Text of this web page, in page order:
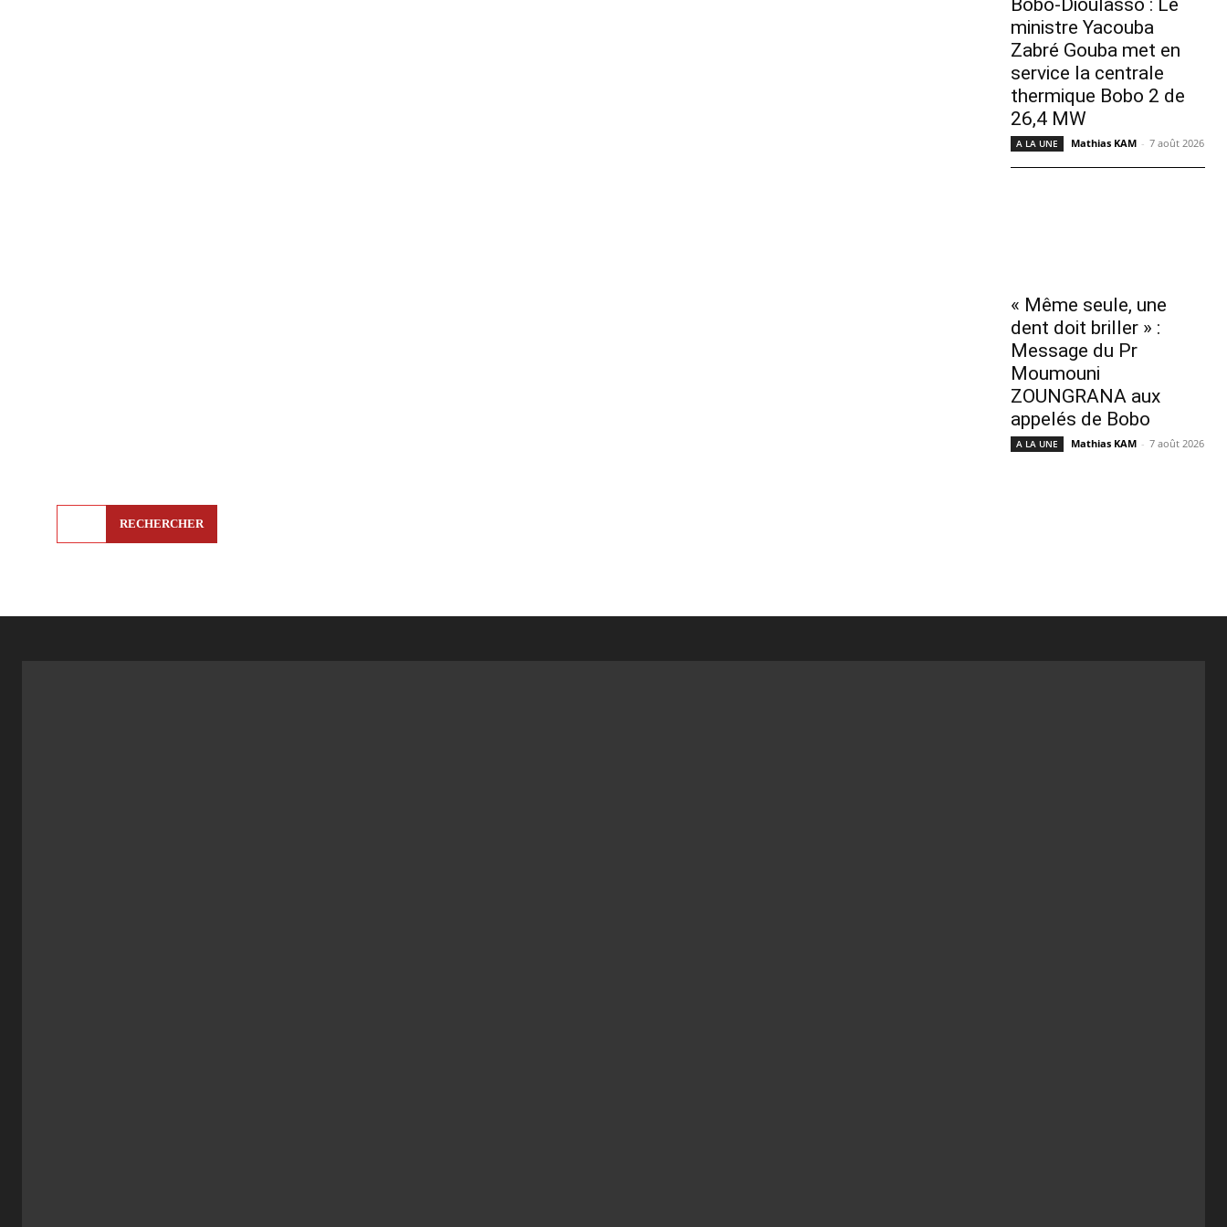
RECHERCHER
Bobo-Dioulasso : Le
ministre Yacouba
Zabré Gouba met en
service la centrale
thermique Bobo 2 de
26,4 MW
A LA UNE Mathias KAM - 7 août 2026
« Même seule, une
dent doit briller » :
Message du Pr
Moumouni
ZOUNGRANA aux
appelés de Bobo
A LA UNE Mathias KAM - 7 août 2026